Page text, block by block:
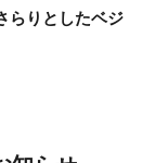
らりとしたベジ